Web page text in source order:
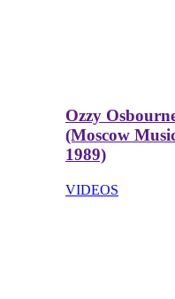
Ozzy
(Moscow
1989)
VIDEOS